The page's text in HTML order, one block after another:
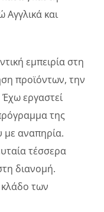
και
εμπειρία στη
προϊόντων, την
εργαστεί
της
αναπηρία.
τέσσερα
διανομή.
των